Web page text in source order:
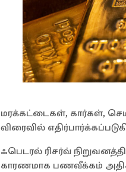
மரக்கட்டைகள், கார்கள்,
விரைவில்
ஃபெடரல் ரிசர்வ்
காரணமாக பணவீக்கம்